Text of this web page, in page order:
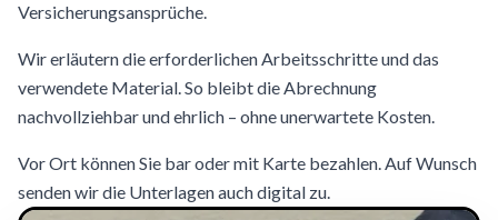
Versicherungsansprüche.
Wir erläutern die erforderlichen Arbeitsschritte und das
verwendete Material. So bleibt die Abrechnung
nachvollziehbar und ehrlich – ohne unerwartete Kosten.
Vor Ort können Sie bar oder mit Karte bezahlen. Auf Wunsch
senden wir die Unterlagen auch digital zu.